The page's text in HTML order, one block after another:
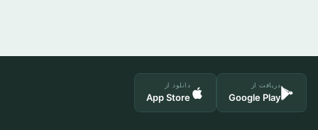
دریافت از
Google Play
دانلود از
App Store